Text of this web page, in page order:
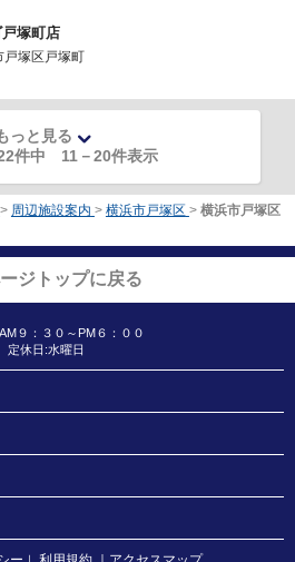
塚町店
戸塚区戸塚町
っと見る
件中 11 －20件表示
> 周辺施設案内 > 横浜市戸塚区 > 横浜市戸塚区
ジトップに戻る
９：３０～PM６：００
定休日:水曜日